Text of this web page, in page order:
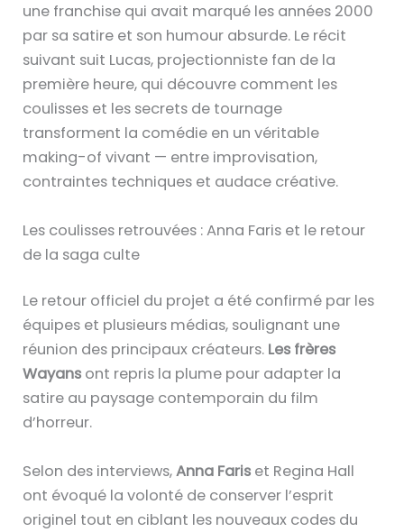
une franchise qui avait marqué les années 2000
par sa satire et son humour absurde. Le récit
suivant suit Lucas, projectionniste fan de la
première heure, qui découvre comment les
coulisses et les secrets de tournage
transforment la comédie en un véritable
making-of vivant — entre improvisation,
contraintes techniques et audace créative.
Les coulisses retrouvées : Anna Faris et le retour
de la saga culte
Le retour officiel du projet a été confirmé par les
équipes et plusieurs médias, soulignant une
réunion des principaux créateurs. Les frères
Wayans ont repris la plume pour adapter la
satire au paysage contemporain du film
d’horreur.
Selon des interviews,Anna Faris et Regina Hall
ont évoqué la volonté de conserver l’esprit
originel tout en ciblant les nouveaux codes du